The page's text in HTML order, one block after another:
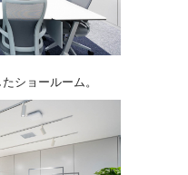
ショールーム。